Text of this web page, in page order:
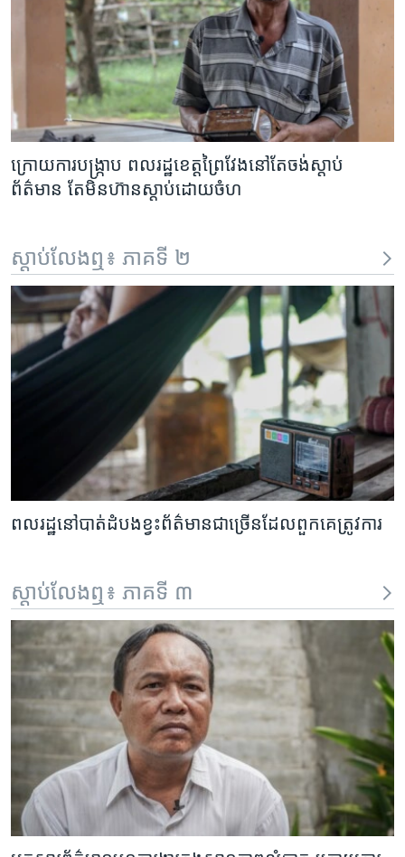
ក្រោយ​ការ​បង្ក្រាប ពលរដ្ឋ​ខេត្តព្រៃវែង​នៅ​តែ​ចង់​ស្តាប់​
ព័ត៌មាន តែ​មិន​ហ៊ាន​ស្តាប់​ដោយ​ចំហ
ស្តាប់លែងឮ៖ ភាគទី ២
ពលរដ្ឋ​នៅ​បាត់​ដំបង​ខ្វះ​ព័ត៌មាន​ជា​ច្រើន​ដែល​ពួកគេ​ត្រូវការ
ស្តាប់លែងឮ៖ ភាគទី ៣